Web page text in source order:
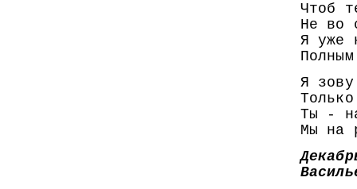
Чтоб
Не во
Я уже
Я
Ты -
Мы на